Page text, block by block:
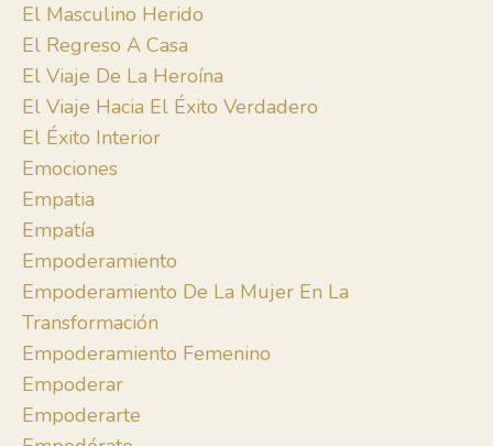
El Masculino Herido
El Regreso A Casa
El Viaje De La Heroína
El Viaje Hacia El Éxito Verdadero
El Éxito Interior
Emociones
Empatia
Empatía
Empoderamiento
Empoderamiento De La Mujer En La
Transformación
Empoderamiento Femenino
Empoderar
Empoderarte